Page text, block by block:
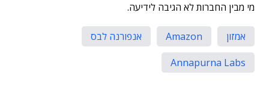
מי מבין החברות לא הגיבה לידיעה.
אמזון Amazon
אנפורנה לבס
Annapurna Labs